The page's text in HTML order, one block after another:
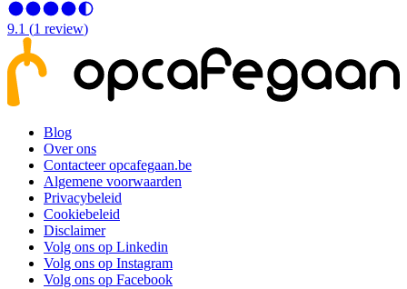
9.1 (1 review)
Blog
Over ons
Contacteer opcafegaan.be
Algemene voorwaarden
Privacybeleid
Cookiebeleid
Disclaimer
Volg ons op Linkedin
Volg ons op Instagram
Volg ons op Facebook